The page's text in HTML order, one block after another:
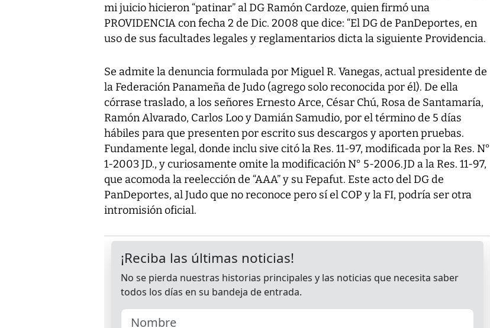
mi juicio hicieron “patinar” al DG Ramón Cardoze, quien firmó una
PROVIDENCIA con fecha 2 de Dic. 2008 que dice: “El DG de PanDeportes, en
uso de sus facultades legales y reglamentarios dicta la siguiente Providencia.
Se admite la denuncia formulada por Miguel R. Vanegas, actual presidente de
la Federación Panameña de Judo (agrego solo reconocida por él). De ella
córrase traslado, a los señores Ernesto Arce, César Chú, Rosa de Santamaría,
Ramón Alvarado, Carlos Loo y Damián Samudio, por el término de 5 días
hábiles para que presenten por escrito sus descargos y aporten pruebas.
Fundamente legal, donde inclu sive citó la Res. 11-97, modificada por la Res. N°
1-2003 JD., y curiosamente omite la modificación N° 5-2006.JD a la Res. 11-97,
que acomoda la reelección de “AAA” y su Fepafut. Este acto del DG de
PanDeportes, al Judo que no reconoce pero sí el COP y la FI, podría ser otra
intromisión oficial.